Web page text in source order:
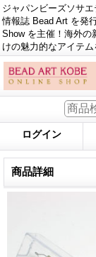
ジャパンビーズソサ
情報誌 Bead Art を発
Show を主催！海外の
けの魅力的なアイテム
ログイン
商品詳細